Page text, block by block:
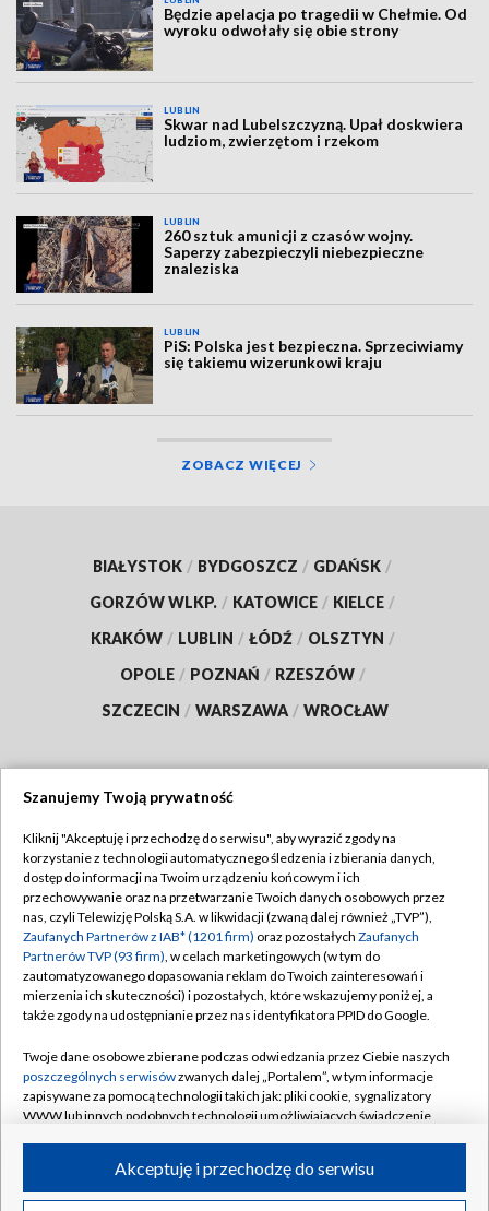
Będzie apelacja po tragedii w Chełmie. Od
wyroku odwołały się obie strony
LUBLIN
Skwar nad Lubelszczyzną. Upał doskwiera
ludziom, zwierzętom i rzekom
LUBLIN
260 sztuk amunicji z czasów wojny.
Saperzy zabezpieczyli niebezpieczne
znaleziska
LUBLIN
PiS: Polska jest bezpieczna. Sprzeciwiamy
się takiemu wizerunkowi kraju
ZOBACZ WIĘCEJ
BIAŁYSTOK / BYDGOSZCZ / GDAŃSK /
GORZÓW WLKP. / KATOWICE / KIELCE /
KRAKÓW / LUBLIN / ŁÓDŹ / OLSZTYN /
OPOLE / POZNAŃ / RZESZÓW /
SZCZECIN / WARSZAWA / WROCŁAW
TVP
Abonament TVP
Emisja w TVP
Centrum informacji TVP
Naziemna Telewizja Cyfrowa
Rada Programowa
System NOS
Informacje o nadawcy
Program dla prasy
Regulamin TVP
Polityka prywatności
Moje zgody
Pomoc
Kontakt
Kanały
©2026 Telewizja Polska S.A. w likwidacji
Szanujemy Twoją prywatność
Kliknij "Akceptuję i przechodzę do serwisu", aby wyrazić zgody na
korzystanie z technologii automatycznego śledzenia i zbierania danych,
dostęp do informacji na Twoim urządzeniu końcowym i ich
przechowywanie oraz na przetwarzanie Twoich danych osobowych przez
nas, czyli Telewizję Polską S.A. w likwidacji (zwaną dalej również „TVP”),
Zaufanych Partnerów z IAB* (1201 firm) oraz pozostałych Zaufanych
Partnerów TVP (93 firm), w celach marketingowych (w tym do
zautomatyzowanego dopasowania reklam do Twoich zainteresowań i
mierzenia ich skuteczności) i pozostałych, które wskazujemy poniżej, a
także zgody na udostępnianie przez nas identyfikatora PPID do Google.
Twoje dane osobowe zbierane podczas odwiedzania przez Ciebie naszych
poszczególnych serwisówzwanych dalej „Portalem”, w tym informacje
zapisywane za pomocą technologii takich jak: pliki cookie, sygnalizatory
WWW lub innych podobnych technologii umożliwiających świadczenie
ruchu w Internecie.Akceptuję i przechodzę do serwisu